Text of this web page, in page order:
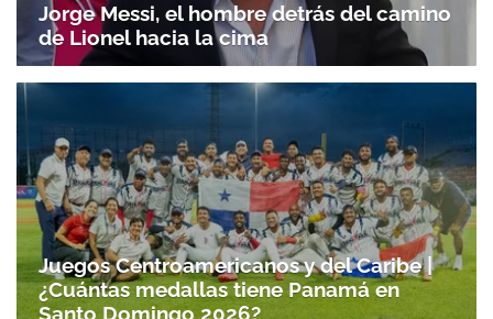
Jorge Messi, el hombre detrás del camino
de Lionel hacia la cima
Juegos Centroamericanos y del Caribe |
¿Cuántas medallas tiene Panamá en
Santo Domingo 2026?